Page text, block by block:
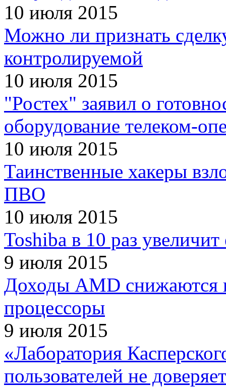
10 июля 2015
Можно ли признать
контролируемой
10 июля 2015
"Ростех" заявил о
оборудование телеком-
10 июля 2015
Таинственные хакеры
ПВО
10 июля 2015
Toshiba в 10 раз
9 июля 2015
Доходы AMD снижаются
процессоры
9 июля 2015
«Лаборатория
пользователей не